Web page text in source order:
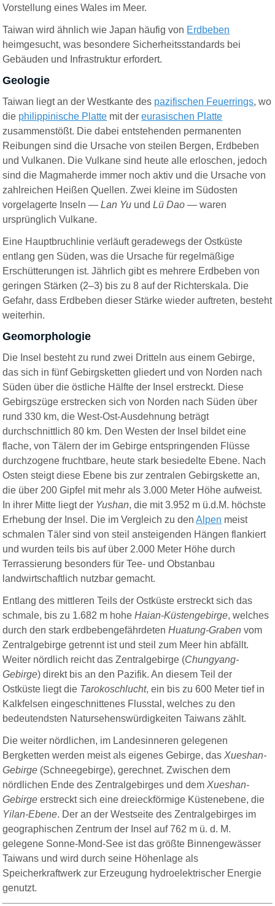
Vorstellung eines Wales im Meer.
Taiwan wird ähnlich wie Japan häufig von Erdbeben
heimgesucht, was besondere Sicherheitsstandards bei
Gebäuden und Infrastruktur erfordert.
Geologie
Taiwan liegt an der Westkante des pazifischen Feuerrings, wo
die philippinische Platte mit dereurasischen Platte
zusammenstößt. Die dabei entstehenden permanenten
Reibungen sind die Ursache von steilen Bergen, Erdbeben
und Vulkanen. Die Vulkane sind heute alle erloschen, jedoch
sind die Magmaherde immer noch aktiv und die Ursache von
zahlreichen Heißen Quellen. Zwei kleine im Südosten
vorgelagerte Inseln —Lan Yu undLü Dao— waren
ursprünglich Vulkane.
Eine Hauptbruchlinie verläuft geradewegs der Ostküste
entlang gen Süden, was die Ursache für regelmäßige
Erschütterungen ist. Jährlich gibt es mehrere Erdbeben von
geringen Stärken (2–3) bis zu 8 auf der Richterskala. Die
Gefahr, dass Erdbeben dieser Stärke wieder auftreten, besteht
weiterhin.
Geomorphologie
Die Insel besteht zu rund zwei Dritteln aus einem Gebirge,
das sich in fünf Gebirgsketten gliedert und von Norden nach
Süden über die östliche Hälfte der Insel erstreckt. Diese
Gebirgszüge erstrecken sich von Norden nach Süden über
rund 330 km, die West-Ost-Ausdehnung beträgt
durchschnittlich 80 km. Den Westen der Insel bildet eine
flache, von Tälern der im Gebirge entspringenden Flüsse
durchzogene fruchtbare, heute stark besiedelte Ebene. Nach
Osten steigt diese Ebene bis zur zentralen Gebirgskette an,
die über 200 Gipfel mit mehr als 3.000 Meter Höhe aufweist.
In ihrer Mitte liegt der Yushan, die mit 3.952 m ü.d.M. höchste
Erhebung der Insel. Die im Vergleich zu denAlpen meist
schmalen Täler sind von steil ansteigenden Hängen flankiert
und wurden teils bis auf über 2.000 Meter Höhe durch
Terrassierung besonders für Tee- und Obstanbau
landwirtschaftlich nutzbar gemacht.
Entlang des mittleren Teils der Ostküste erstreckt sich das
schmale, bis zu 1.682 m hoheHaian-Küstengebirge, welches
durch den stark erdbebengefährdetenHuatung-Grabenvom
Zentralgebirge getrennt ist und steil zum Meer hin abfällt.
Weiter nördlich reicht das Zentralgebirge (Chungyang-
Gebirge) direkt bis an den Pazifik. An diesem Teil der
Ostküste liegt die Tarokoschlucht, ein bis zu 600 Meter tief in
Kalkfelsen eingeschnittenes Flusstal, welches zu den
bedeutendsten Natursehenswürdigkeiten Taiwans zählt.
Die weiter nördlichen, im Landesinneren gelegenen
Bergketten werden meist als eigenes Gebirge, dasXueshan-
Gebirge (Schneegebirge), gerechnet. Zwischen dem
nördlichen Ende des Zentralgebirges und dem Xueshan-
Gebirge erstreckt sich eine dreieckförmige Küstenebene, die
Yilan-Ebene. Der an der Westseite des Zentralgebirges im
geographischen Zentrum der Insel auf 762 m ü. d. M.
gelegene Sonne-Mond-See ist das größte Binnengewässer
Taiwans und wird durch seine Höhenlage als
Speicherkraftwerk zur Erzeugung hydroelektrischer Energie
genutzt.